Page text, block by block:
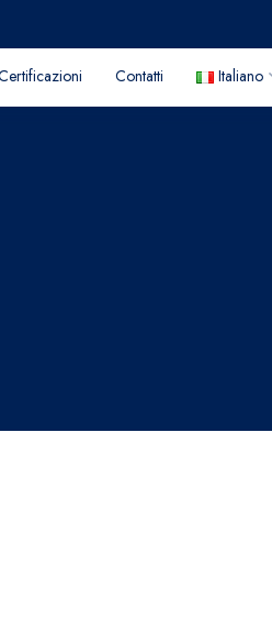
Contatti Italiano